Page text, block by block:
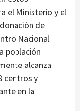
el Ministerio y el
de
Nacional
población
alcanza
centros y
en la